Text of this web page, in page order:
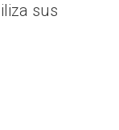
sus